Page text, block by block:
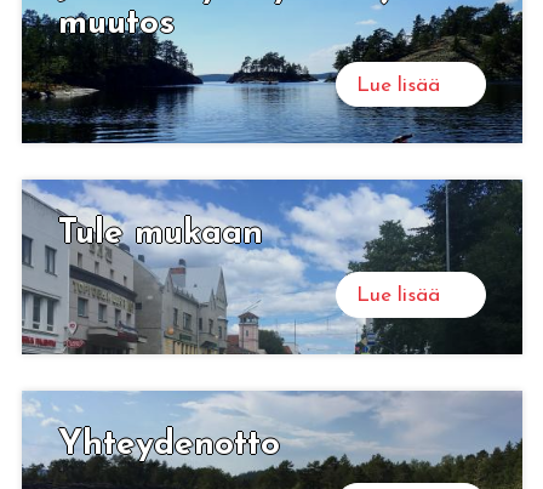
muu­tos
Lue lisää
Tule mu­kaan
Lue lisää
Yh­tey­den­ot­to